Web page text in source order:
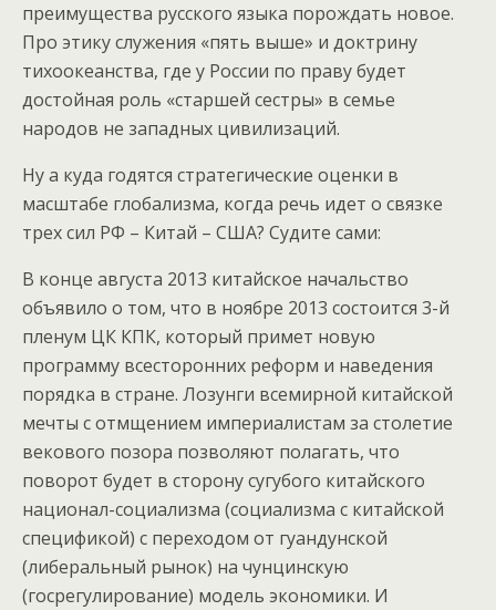
преимущества русского языка порождать новое.
Про этику служения «пять выше» и доктрину
тихоокеанства, где у России по праву будет
достойная роль «старшей сестры» в семье
народов не западных цивилизаций.
Ну а куда годятся стратегические оценки в
масштабе глобализма, когда речь идет о связке
трех сил РФ – Китай – США? Судите сами:
В конце августа 2013 китайское начальство
объявило о том, что в ноябре 2013 состоится 3-й
пленум ЦК КПК, который примет новую
программу всесторонних реформ и наведения
порядка в стране. Лозунги всемирной китайской
мечты с отмщением империалистам за столетие
векового позора позволяют полагать, что
поворот будет в сторону сугубого китайского
национал-социализма (социализма с китайской
спецификой) с переходом от гуандунской
(либеральный рынок) на чунцинскую
(госрегулирование) модель экономики. И